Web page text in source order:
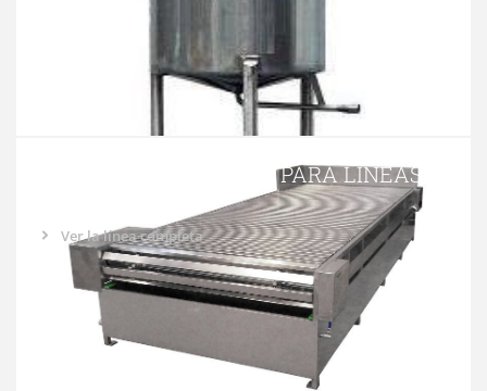
MESAS DE SANGRADO PARA LÍNEAS
Ver la línea completa